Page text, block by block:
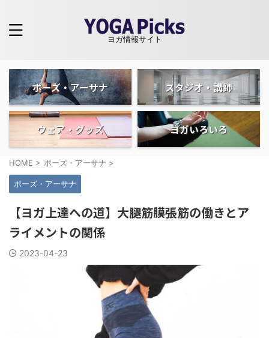
ヨガ情報サイト
ポーズ・アーサナ スタジオ・講師
ウェア・グッズ ヨガいろいろ
HOME > ポーズ・アーサナ >
ポーズ・アーサナ
【ヨガ上達への道】大腿筋膜張筋の働きとア
ライメントの関係
2023-04-23